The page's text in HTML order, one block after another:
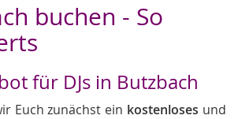
buchen - So
für DJs in Butzbach
Euch zunächst ein kostenloses und